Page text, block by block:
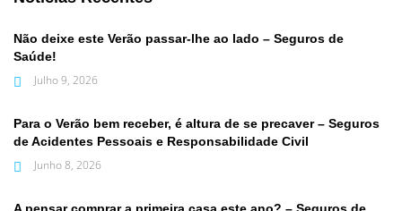
Não deixe este Verão passar-lhe ao lado – Seguros de
Saúde!
Julho 9, 2026
Para o Verão bem receber, é altura de se precaver – Seguros
de Acidentes Pessoais e Responsabilidade Civil
Junho 8, 2026